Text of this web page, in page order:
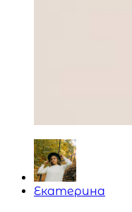
Posted
Екатерина